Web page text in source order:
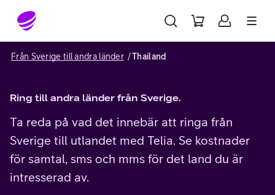
Gå till sidans innehåll
Från Sverige till andra länder Thailand
Ring till andra länder från Sverige.
Ta reda på vad det innebär att ringa från
Sverige till utlandet med Telia. Se kostnader
för samtal, sms och mms för det land du är
intresserad av.